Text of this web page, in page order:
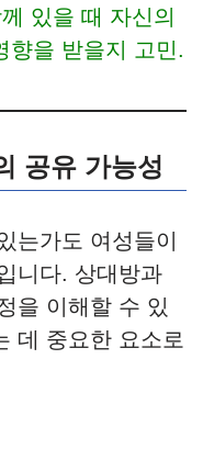
있을 때 자신의
향을 받을지 고민.
공유 가능성
는가도 여성들이
니다. 상대방과
을 이해할 수 있
데 중요한 요소로